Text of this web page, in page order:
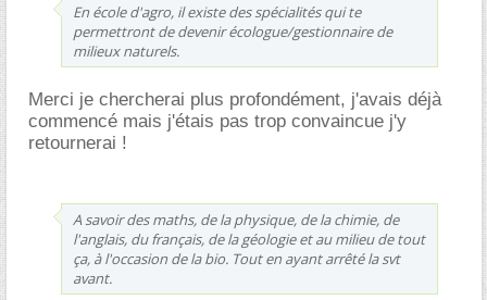
En école d'agro, il existe des spécialités qui te
permettront de devenir écologue/gestionnaire de
milieux naturels.
Merci je chercherai plus profondément, j'avais déjà
commencé mais j'étais pas trop convaincue j'y
retournerai !
A savoir des maths, de la physique, de la chimie, de
l'anglais, du français, de la géologie et au milieu de tout
ça, à l'occasion de la bio. Tout en ayant arrêté la svt
avant.